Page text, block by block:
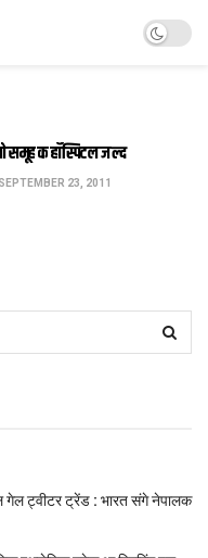
समूह क हॉस्पिटल जल्द
SEPTEMBER 23, 2011
गेल ट्वीटर ट्रेंड : भारत संगे नेपालक